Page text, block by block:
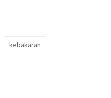
kebakaran